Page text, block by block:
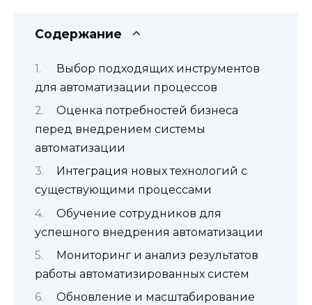
Содержание
Выбор подходящих инструментов
для автоматизации процессов
Оценка потребностей бизнеса
перед внедрением системы
автоматизации
Интеграция новых технологий с
существующими процессами
Обучение сотрудников для
успешного внедрения автоматизации
Мониторинг и анализ результатов
работы автоматизированных систем
Обновление и масштабирование